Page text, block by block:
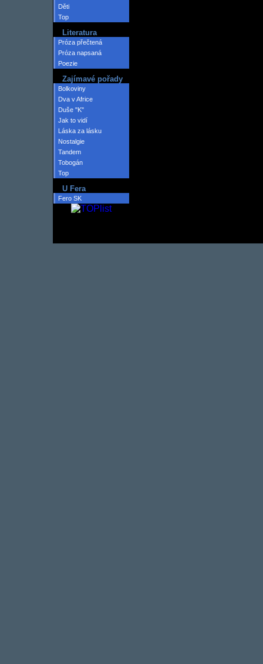
Děti
Top
Literatura
Próza přečtená
Próza napsaná
Poezie
Zajímavé pořady
Bolkoviny
Dva v Africe
Duše "K"
Jak to vidí
Láska za lásku
Nostalgie
Tandem
Tobogán
Top
U Fera
Fero SK